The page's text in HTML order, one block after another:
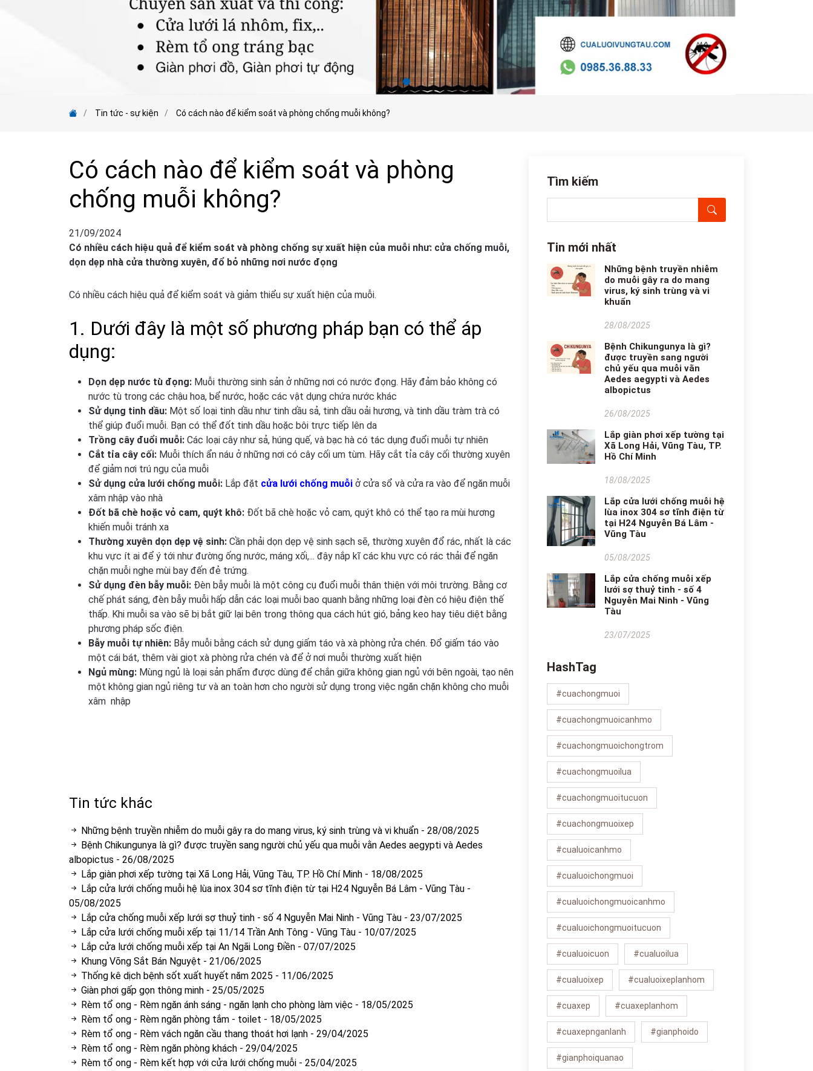
Tin tức - sự kiện Có cách nào để kiểm soát và phòng chống muỗi không?
Có cách nào để kiểm soát và phòng
chống muỗi không?
21/09/2024
Có nhiều cách hiệu quả để kiểm soát và phòng chống sự xuất hiện của muỗi như: cửa chống muỗi,
dọn dẹp nhà cửa thường xuyên, đổ bỏ những nơi nước đọng
Có nhiều cách hiệu quả để kiểm soát và giảm thiểu sự xuất hiện của muỗi.
1. Dưới đây là một số phương pháp bạn có thể áp
dụng:
Dọn dẹp nước tù đọng: Muỗi thường sinh sản ở những nơi có nước đọng. Hãy đảm bảo không có
nước tù trong các chậu hoa, bể nước, hoặc các vật dụng chứa nước khác
Sử dụng tinh dầu: Một số loại tinh dầu như tinh dầu sả, tinh dầu oải hương, và tinh dầu tràm trà có
thể giúp đuổi muỗi. Bạn có thể đốt tinh dầu hoặc bôi trực tiếp lên da
Trồng cây đuổi muỗi: Các loại cây như sả, húng quế, và bạc hà có tác dụng đuổi muỗi tự nhiên
Cắt tỉa cây cối: Muỗi thích ẩn náu ở những nơi có cây cối um tùm. Hãy cắt tỉa cây cối thường xuyên
để giảm nơi trú ngụ của muỗi
Sử dụng cửa lưới chống muỗi: Lắp đặt cửa lưới chống muỗi ở cửa sổ và cửa ra vào để ngăn muỗi
xâm nhập vào nhà
Đốt bã chè hoặc vỏ cam, quýt khô: Đốt bã chè hoặc vỏ cam, quýt khô có thể tạo ra mùi hương
khiến muỗi tránh xa
Thường xuyên dọn dẹp vệ sinh: Cần phải dọn dẹp vệ sinh sạch sẽ, thường xuyên đổ rác, nhất là các
khu vực ít ai để ý tới như đường ống nước, máng xối,... đậy nắp kĩ các khu vực có rác thải để ngăn
chặn muỗi nghe mùi bay đến đẻ trứng.
Sử dụng đèn bẫy muỗi: Đèn bẫy muỗi là một công cụ đuổi muỗi thân thiện với môi trường. Bằng cơ
chế phát sáng, đèn bẫy muỗi hấp dẫn các loại muỗi bao quanh bằng những loại đèn có hiệu điện thế
thấp. Khi muỗi sa vào sẽ bị bắt giữ lại bên trong thông qua cách hút gió, bảng keo hay tiêu diệt bằng
phương pháp sốc điện.
Bẫy muỗi tự nhiên: Bẫy muỗi bằng cách sử dụng giấm táo và xà phòng rửa chén. Đổ giấm táo vào
một cái bát, thêm vài giọt xà phòng rửa chén và để ở nơi muỗi thường xuất hiện
Ngủ mùng: Mùng ngủ là loại sản phẩm được dùng để chắn giữa không gian ngủ với bên ngoài, tạo nên
một không gian ngủ riêng tư và an toàn hơn cho người sử dụng trong việc ngăn chặn không cho muỗi
xâm nhập
Tin tức khác
Những bệnh truyền nhiễm do muỗi gây ra do mang virus, ký sinh trùng và vi khuẩn - 28/08/2025
Bệnh Chikungunya là gì? được truyền sang người chủ yếu qua muỗi vằn Aedes aegypti và Aedes
albopictus - 26/08/2025
Lắp giàn phơi xếp tường tại Xã Long Hải, Vũng Tàu, TP. Hồ Chí Minh - 18/08/2025
Lắp cửa lưới chống muỗi hệ lùa inox 304 sơ tĩnh điện từ tại H24 Nguyễn Bá Lâm - Vũng Tàu -
05/08/2025
Lắp cửa chống muỗi xếp lưới sợ thuỷ tinh - số 4 Nguyễn Mai Ninh - Vũng Tàu - 23/07/2025
Lắp cửa lưới chống muỗi xếp tại 11/14 Trần Anh Tông - Vũng Tàu - 10/07/2025
Lắp cửa lưới chống muỗi xếp tại An Ngãi Long Điền - 07/07/2025
Khung Võng Sắt Bán Nguyệt - 21/06/2025
Thống kê dịch bệnh sốt xuất huyết năm 2025 - 11/06/2025
Giàn phơi gấp gọn thông minh - 25/05/2025
Rèm tổ ong - Rèm ngăn ánh sáng - ngăn lạnh cho phòng làm việc - 18/05/2025
Rèm tổ ong - Rèm ngăn phòng tắm - toilet - 18/05/2025
Rèm tổ ong - Rèm vách ngăn cầu thang thoát hơi lạnh - 29/04/2025
Rèm tổ ong - Rèm ngăn phòng khách - 29/04/2025
Rèm tổ ong - Rèm kết hợp với cửa lưới chống muỗi - 25/04/2025
Tìm kiếm
Tin mới nhất
Những bệnh truyền nhiễm
do muỗi gây ra do mang
virus, ký sinh trùng và vi
khuẩn
28/08/2025
Bệnh Chikungunya là gì?
được truyền sang người
chủ yếu qua muỗi vằn
Aedes aegypti và Aedes
albopictus
26/08/2025
Lắp giàn phơi xếp tường tại
Xã Long Hải, Vũng Tàu, TP.
Hồ Chí Minh
18/08/2025
Lắp cửa lưới chống muỗi hệ
lùa inox 304 sơ tĩnh điện từ
tại H24 Nguyễn Bá Lâm -
Vũng Tàu
05/08/2025
Lắp cửa chống muỗi xếp
lưới sợ thuỷ tinh - số 4
Nguyễn Mai Ninh - Vũng
Tàu
23/07/2025
HashTag
#cuachongmuoi
#cuachongmuoicanhmo
#cuachongmuoichongtrom
#cuachongmuoilua
#cuachongmuoitucuon
#cuachongmuoixep
#cualuoicanhmo
#cualuoichongmuoi
#cualuoichongmuoicanhmo
#cualuoichongmuoitucuon
#cualuoicuon #cualuoilua
#cualuoixep #cualuoixeplanhom
#cuaxep #cuaxeplanhom
#cuaxepnganlanh #gianphoido
#gianphoiquanao